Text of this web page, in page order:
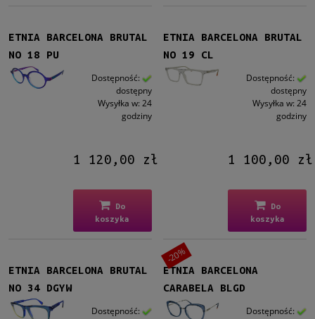
ETNIA BARCELONA BRUTAL
NO 18 PU
Dostępność:
dostępny
Wysyłka w: 24
godziny
1 120,00 zł
Do
koszyka
ETNIA BARCELONA BRUTAL
NO 19 CL
Dostępność:
dostępny
Wysyłka w: 24
godziny
1 100,00 zł
Do
koszyka
ETNIA BARCELONA BRUTAL
NO 34 DGYW
Dostępność:
ETNIA BARCELONA
CARABELA BLGD
Dostępność:
-20%